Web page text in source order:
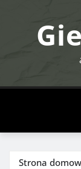
Strona